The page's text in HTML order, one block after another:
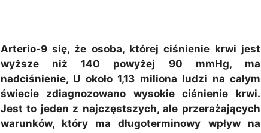
Arterio-9 się, że osoba, której ciśnienie krwi jest
wyższe niż 140 powyżej 90 mmHg, ma
nadciśnienie, U około 1,13 miliona ludzi na całym
świecie zdiagnozowano wysokie ciśnienie krwi.
Jest to jeden z najczęstszych, ale przerażających
warunków, który ma długoterminowy wpływ na